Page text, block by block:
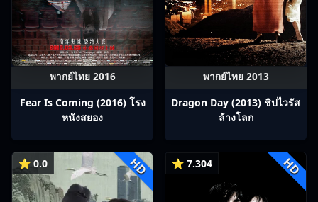
พากย์ไทย 2016
Fear Is Coming (2016) โรง
หนังสยอง
พากย์ไทย 2013
Dragon Day (2013) ชิปไวรัส
ล้างโลก
⭐ 0.0 HD ⭐ 7.304 HD